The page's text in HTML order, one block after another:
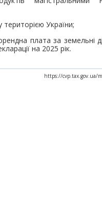
України;
плата за земельні
на 2025 рік.
https://cvp.tax.gov.ua/